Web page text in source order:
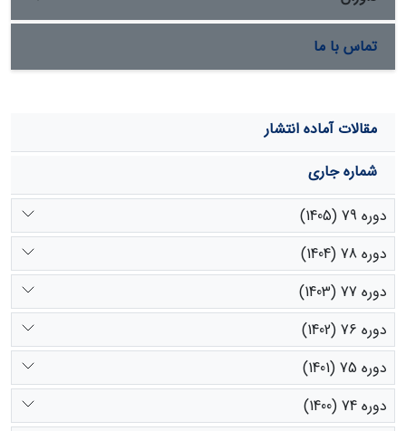
است.
تماس با ما
مقالات آماده انتشار
شماره جاری
دوره 79 (1405)
دوره 78 (1404)
دوره 77 (1403)
دوره 76 (1402)
دوره 75 (1401)
دوره 74 (1400)